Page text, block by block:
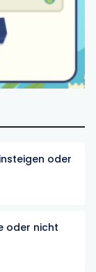
oder
oder nicht